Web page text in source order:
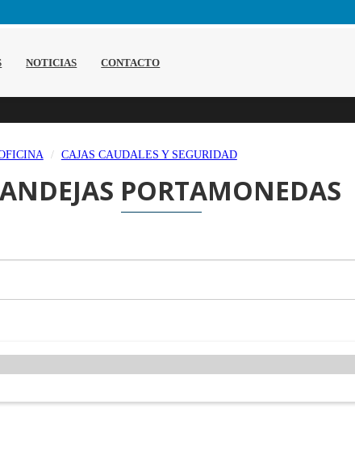
NOTICIAS CONTACTO
CAJAS CAUDALES Y SEGURIDAD
PORTAMONEDAS